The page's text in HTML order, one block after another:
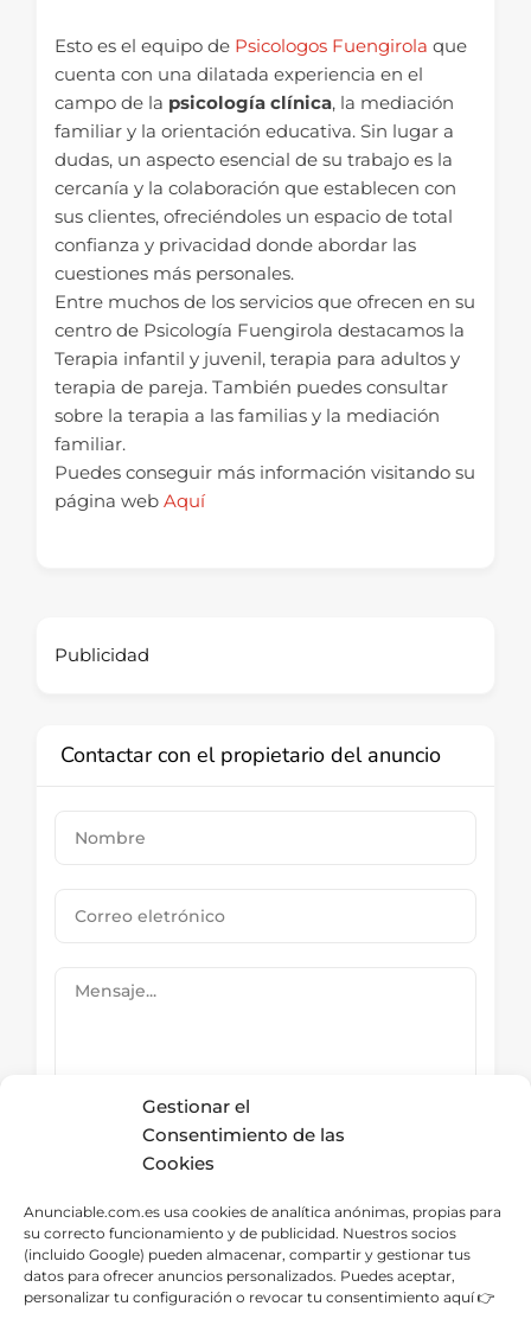
Gestionar el
Consentimiento de las
Cookies
Anunciable.com.es usa cookies de analítica anónimas, propias para
su correcto funcionamiento y de publicidad. Nuestros socios
(incluido Google) pueden almacenar, compartir y gestionar tus
datos para ofrecer anuncios personalizados. Puedes aceptar,
personalizar tu configuración o revocar tu consentimiento aquí 👉
Esto es el equipo de Psicologos Fuengirola que
cuenta con una dilatada experiencia en el
campo de la psicología clínica, la mediación
familiar y la orientación educativa. Sin lugar a
dudas, un aspecto esencial de su trabajo es la
cercanía y la colaboración que establecen con
sus clientes, ofreciéndoles un espacio de total
confianza y privacidad donde abordar las
cuestiones más personales.
Entre muchos de los servicios que ofrecen en su
centro de Psicología Fuengirola destacamos la
Terapia infantil y juvenil, terapia para adultos y
terapia de pareja. También puedes consultar
sobre la terapia a las familias y la mediación
familiar.
Puedes conseguir más información visitando su
página web Aquí
Publicidad
Contactar con el propietario del anuncio
Submit Now
Directorio – Categorías